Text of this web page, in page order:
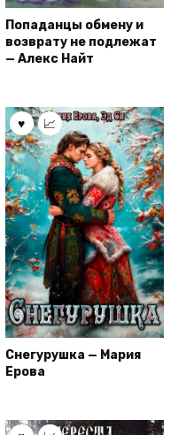
Попаданцы обмену и
возврату не подлежат
— Алекс Найт
Снегурушка — Мария
Ерова